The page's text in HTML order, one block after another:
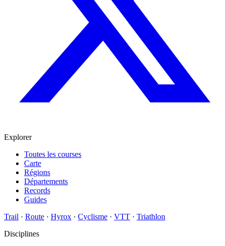
Explorer
Toutes les courses
Carte
Régions
Départements
Records
Guides
Trail · Route · Hyrox · Cyclisme · VTT · Triathlon
Disciplines